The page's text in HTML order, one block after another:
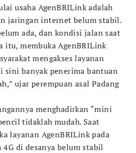
usaha AgenBRILink adalah
jaringan internet belum stabil.
ada, dan kondisi jalan saat
itu, membuka AgenBRILink
mengakses layanan
sini banyak penerima bantuan
ujar perempuan asal Padang
menghadirkan “mini
tidaklah mudah. Saat
layanan AgenBRILink pada
di desanya belum stabil